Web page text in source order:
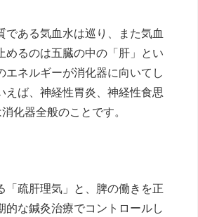
ある気血水は巡り、また気血
めるのは五臓の中の「肝」とい
エネルギーが消化器に向いてし
えば、神経性胃炎、神経性食思
化器全般のことです。
疏肝理気」と、脾の働きを正
な鍼灸治療でコントロールし